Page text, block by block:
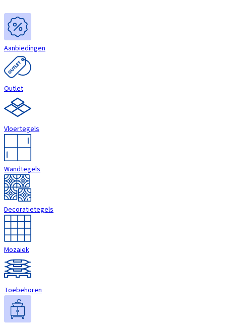
Aanbiedingen
Outlet
Vloertegels
Wandtegels
Decoratietegels
Mozaiek
Toebehoren